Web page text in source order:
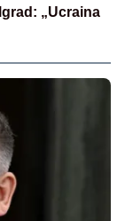
„Ucraina